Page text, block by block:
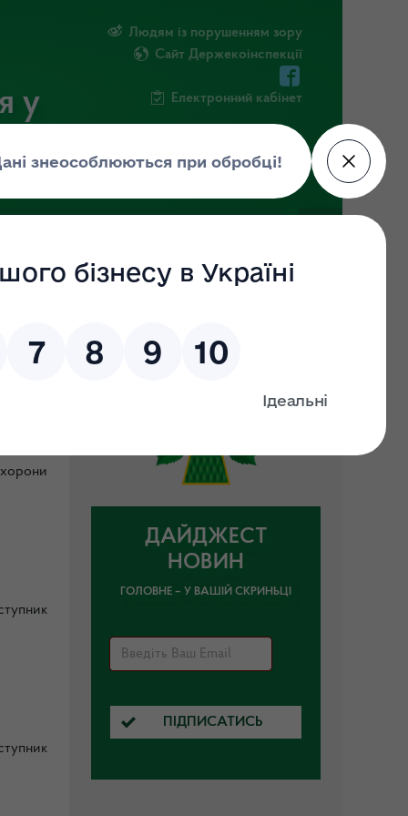
у
Людям із порушенням зору
Сайт Держекоінспекції
Електронний кабінет
ДАЙДЖЕСТ
НОВИН
ГОЛОВНЕ – У ВАШІЙ СКРИНЬЦІ
ПІДПИСАТИСЬ